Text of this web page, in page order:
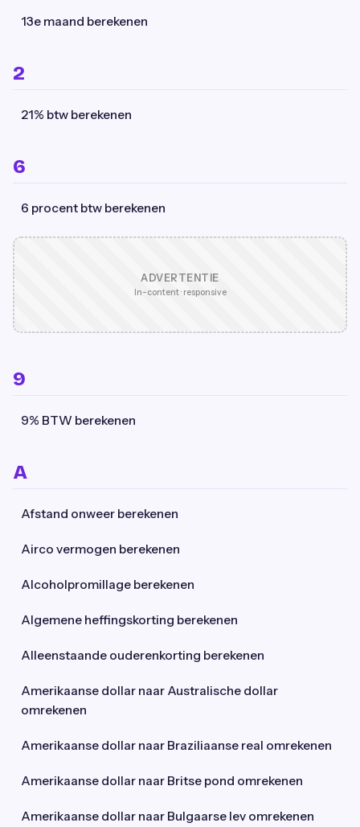
13e maand berekenen
2
21% btw berekenen
6
6 procent btw berekenen
ADVERTENTIE
In-content · responsive
9
9% BTW berekenen
A
Afstand onweer berekenen
Airco vermogen berekenen
Alcoholpromillage berekenen
Algemene heffingskorting berekenen
Alleenstaande ouderenkorting berekenen
Amerikaanse dollar naar Australische dollar
omrekenen
Amerikaanse dollar naar Braziliaanse real omrekenen
Amerikaanse dollar naar Britse pond omrekenen
Amerikaanse dollar naar Bulgaarse lev omrekenen